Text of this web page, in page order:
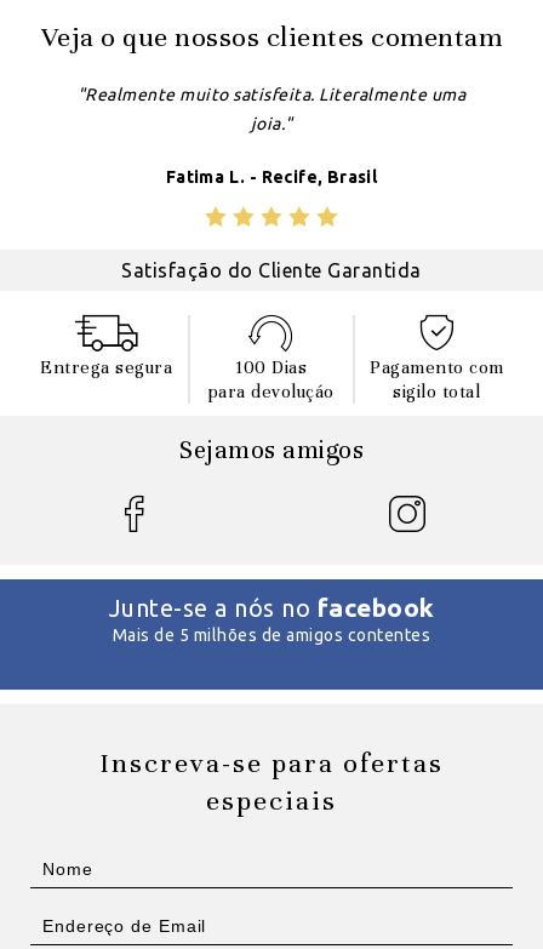
Veja o que nossos clientes comentam
"Realmente muito satisfeita. Literalmente uma
joia."
Fatima L. - Recife, Brasil
Satisfação do Cliente Garantida
Entrega segura
100 Dias
para devoluçáo
Pagamento com
sigilo total
Sejamos amigos
Junte-se a nós no facebook
Mais de 5 milhões de amigos contentes
Inscreva-se para ofertas
especiais